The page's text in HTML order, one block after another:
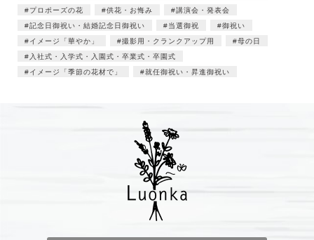
プロポーズの花
供花・お悔み
講演会・発表会
記念日御祝い・結婚記念日御祝い
当選御祝
御祝い
イメージ「華やか」
撮影用・クランクアップ用
母の日
入社式・入学式・入園式・卒業式・卒園式
イメージ「季節の花材で」
就任御祝い・昇進御祝い